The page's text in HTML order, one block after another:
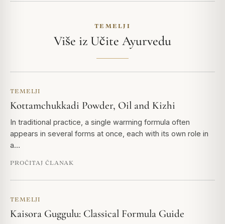
TEMELJI
Više iz Učite Ayurvedu
TEMELJI
Kottamchukkadi Powder, Oil and Kizhi
In traditional practice, a single warming formula often
appears in several forms at once, each with its own role in
a…
PROČITAJ ČLANAK
TEMELJI
Kaisora Guggulu: Classical Formula Guide